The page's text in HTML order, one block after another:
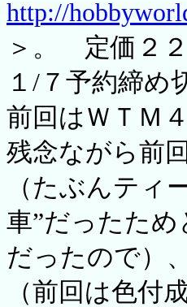
http://
＞。 定価２
１/７予約締
前回はＷＴＭ
残念ながら前
（たぶんティ
車”だったた
だったので）
（前回は色